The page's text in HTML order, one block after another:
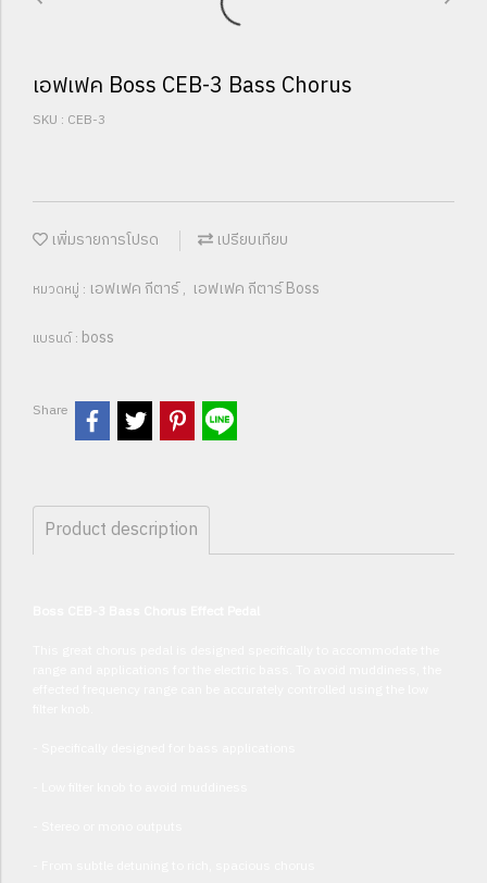
เอฟเฟค Boss CEB-3 Bass Chorus
SKU : CEB-3
เพิ่มรายการโปรด เปรียบเทียบ
หมวดหมู่ : เอฟเฟค กีตาร์, เอฟเฟค กีตาร์ Boss
แบรนด์ : boss
Share
Product description